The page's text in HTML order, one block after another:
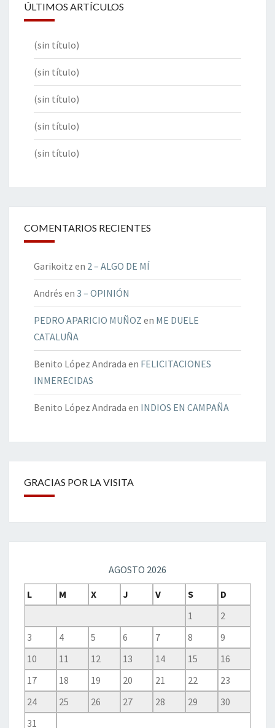
ÚLTIMOS ARTÍCULOS
(sin título)
(sin título)
(sin título)
(sin título)
(sin título)
COMENTARIOS RECIENTES
Garikoitz en 2 – ALGO DE MÍ
Andrés en 3 – OPINIÓN
PEDRO APARICIO MUÑOZ en ME DUELE
CATALUÑA
Benito López Andrada en FELICITACIONES
INMERECIDAS
Benito López Andrada en INDIOS EN CAMPAÑA
GRACIAS POR LA VISITA
AGOSTO 2026
L
M X J V S
D
1
2
3
4 5 6 7 8
9
10
11 12 13 14 15
16
17
18 19 20 21 22
23
24
25 26 27 28 29
30
31